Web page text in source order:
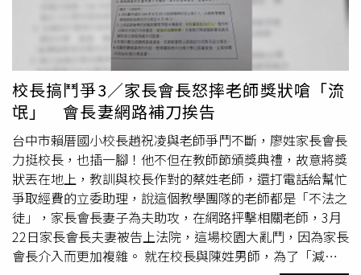
失控滋生糾紛，影響社會秩序及自身安全。◎喝酒勿開車！
飲酒過量，有害健康，未滿18歲請勿飲酒。
校長搞鬥爭3／家長會長怒摔老師獎狀嗆「流
氓」 會長妻網路補刀挨告
台中市賴厝國小校長趙祝凌與老師爭鬥不斷，廖姓家長會長
力挺校長，也插一腳！他不但在教師節頒獎典禮，故意將獎
狀丟在地上，教訓與校長作對的蔡姓老師，還打電話給幫忙
爭取經費的立委助理，說這個教學團隊的老師都是「不法之
徒」，家長會長妻子為夫助攻，在網路抨擊相關老師，3月
22日家長會長夫妻被告上法院，這場校園大亂鬥，因為家長
會長介入而更加複雜。 就在校長與陳姓男師，為了「減課